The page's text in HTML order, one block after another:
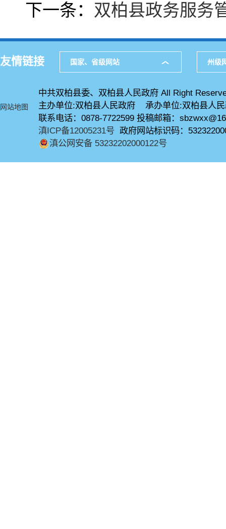
下一条： 双柏县政务服务
友情链接 国家、省级网站 州级
网站地图
中共双柏县委、双柏县人民政府 All Right
主办单位:双柏县人民政府 承办单位:双柏县人
联系电话：0878-7722599 投稿邮箱：
滇ICP备12005231号 政府网站标识码：
滇公网安备 53232202000122号